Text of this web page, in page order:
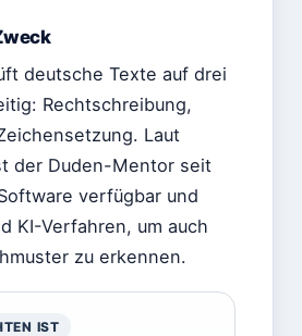
deutsche Texte auf drei
Rechtschreibung,
Laut
der Duden-Mentor seit
verfügbar und
KI-Verfahren, um auch
zu erkennen.
IST